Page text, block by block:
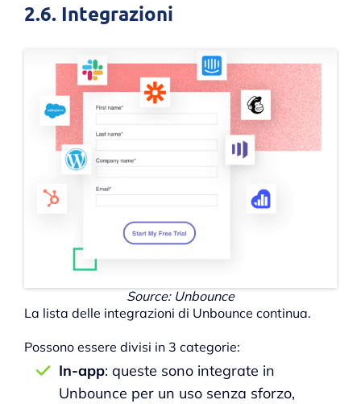
2.6. Integrazioni
Source: Unbounce
La lista delle integrazioni di Unbounce continua.
Possono essere divisi in 3 categorie:
In-app: queste sono integrate in
Unbounce per un uso senza sforzo,